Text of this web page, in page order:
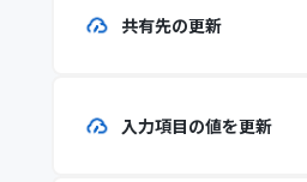
共有先の更新
入力項目の値を更新